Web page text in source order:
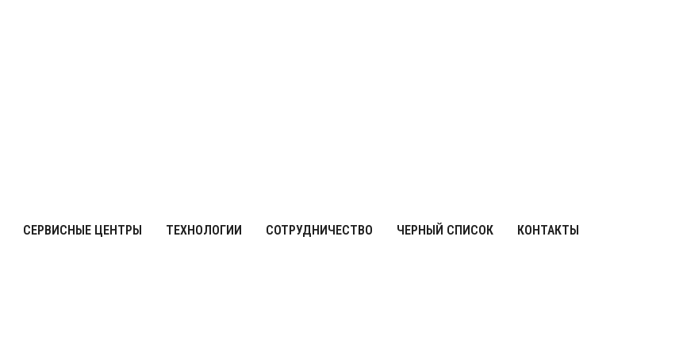
СЕРВИСНЫЕ ЦЕНТРЫ ТЕХНОЛОГИИ СОТРУДНИЧЕСТВО ЧЕРНЫЙ СПИСОК КОНТАКТЫ